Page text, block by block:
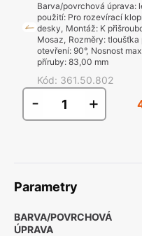
Barva/povrchová úprava:
použití: Pro rozevírací
desky, Montáž: K
Mosaz, Rozměry:tloušťka
otevření:90°, Nosnost
příruby:83,00 mm
Kód: 361.50.802
- +
Parametry
BARVA/POVRCHOVÁ
ÚPRAVA